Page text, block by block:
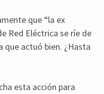
que “la ex
Red Eléctrica se ríe de
que actuó bien. ¿Hasta
esta acción para